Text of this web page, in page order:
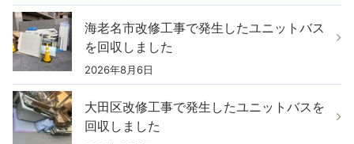
海老名市改修工事で発生したユニットバス
を回収しました
2026年8月6日
大田区改修工事で発生したユニットバスを
回収しました